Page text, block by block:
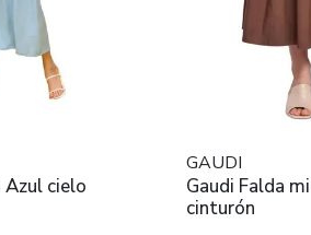
Azul cielo
GAUDI
Gaudi Falda
cinturón